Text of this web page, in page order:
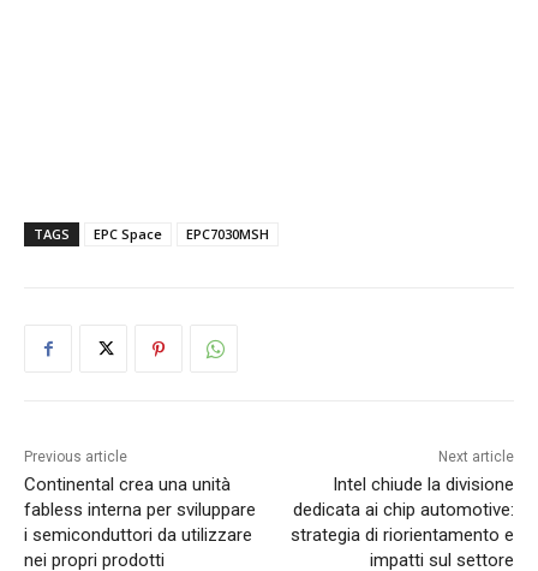
TAGS EPC Space EPC7030MSH
Previous article
Continental crea una unità
fabless interna per sviluppare
i semiconduttori da utilizzare
nei propri prodotti
Next article
Intel chiude la divisione
dedicata ai chip automotive:
strategia di riorientamento e
impatti sul settore